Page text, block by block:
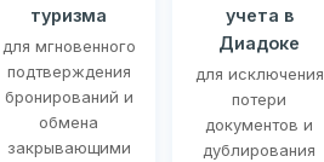
туризма
для мгновенного
подтверждения
бронирований и
обмена
закрывающими
учета в
Диадоке
для исключения
потери
документов и
дублирования